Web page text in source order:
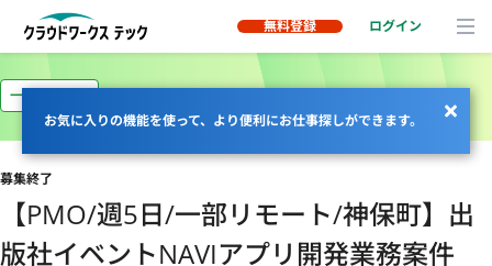
無料登録 ログイン
お気に入りの機能を使って、より便利にお仕事探しができます。
一部リモート
募集終了
【PMO/週5日/一部リモート/神保町】出
版社イベントNAVIアプリ開発業務案件